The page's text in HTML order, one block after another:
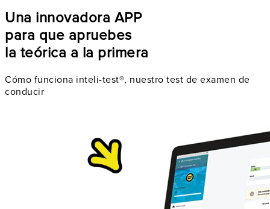
Una innovadora APP
para que apruebes
la teórica a la primera
Cómo funciona inteli-test®, nuestro test de examen de
conducir